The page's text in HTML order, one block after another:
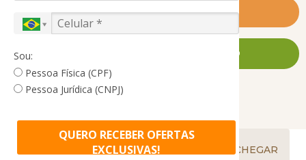
com a natureza, onde o som das ondas e o cenário do rio se
autêntico. Equipamentos de lazer, piscinas externas e
espaços pensados para descanso intensificam a sensação de
“sair do dia a dia” e entrar num universo onde o tempo
A proposta é clara: um resort que vai além da hospedagem
Saiba Mais
FALE CONOSCO AGORA MESMO
PERTO DALI COMO CHEGAR
Sou:
Pessoa Física (CPF)
Pessoa Jurídica (CNPJ)
QUERO RECEBER OFERTAS
EXCLUSIVAS!